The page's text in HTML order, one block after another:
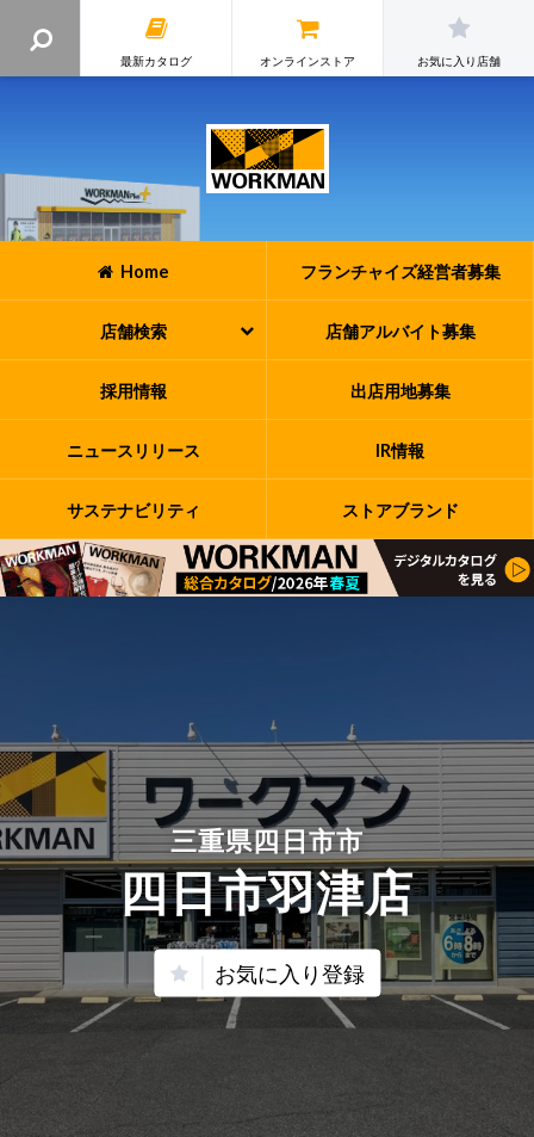
最新カタログ オンラインストア お気に入り店舗
Home フランチャイズ経営者募集
店舗検索 店舗アルバイト募集
採用情報 出店用地募集
ニュースリリース IR情報
サステナビリティ ストアブランド
三重県四日市市
四日市羽津店
お気に入り登録